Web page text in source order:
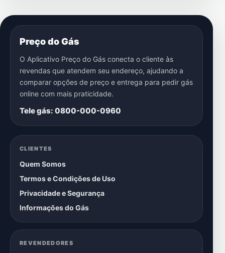
Preço do Gás
O Aplicativo Preço do Gás conecta o cliente às
revendas que atendem seu endereço, ajudando a
comparar opções de preço e entrega para pedir gás
online com mais praticidade.
Tele gás: 0800-000-0960
CLIENTES
Quem Somos
Termos e Condições de Uso
Privacidade e Segurança
Informações do Gás
REVENDEDORES